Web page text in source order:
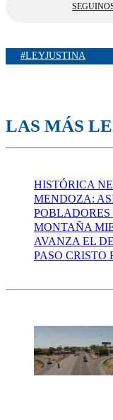
#LEYJUSTINA
LAS MÁS
HISTÓRICA
MENDOZA:
POBLADORES
MONTAÑA
AVANZA EL
PASO CRISTO